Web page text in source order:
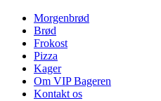
Morgenbrød
Brød
Frokost
Pizza
Kager
Om VIP Bageren
Kontakt os